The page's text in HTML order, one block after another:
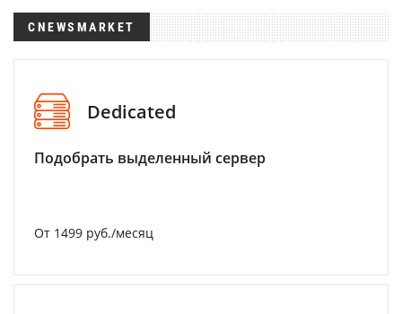
CNEWSMARKET
Dedicated
Подобрать выделенный сервер
От 1499 руб./месяц